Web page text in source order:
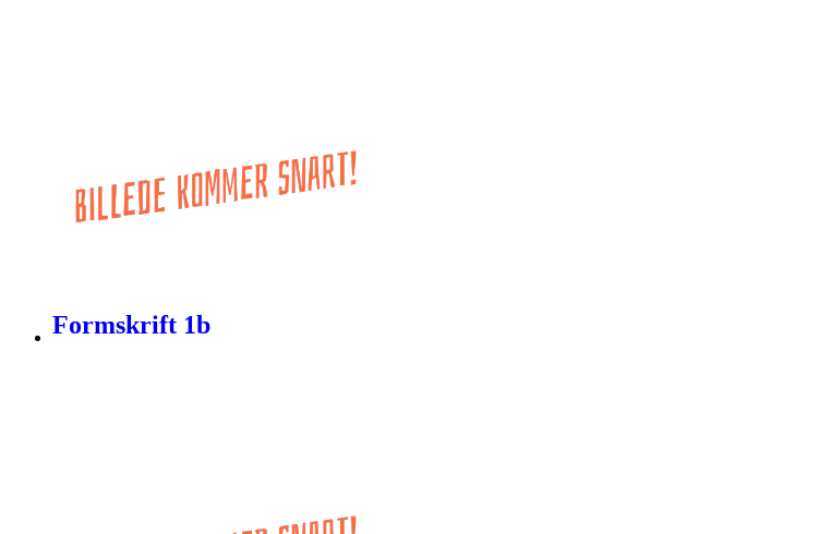
Formskrift 1b